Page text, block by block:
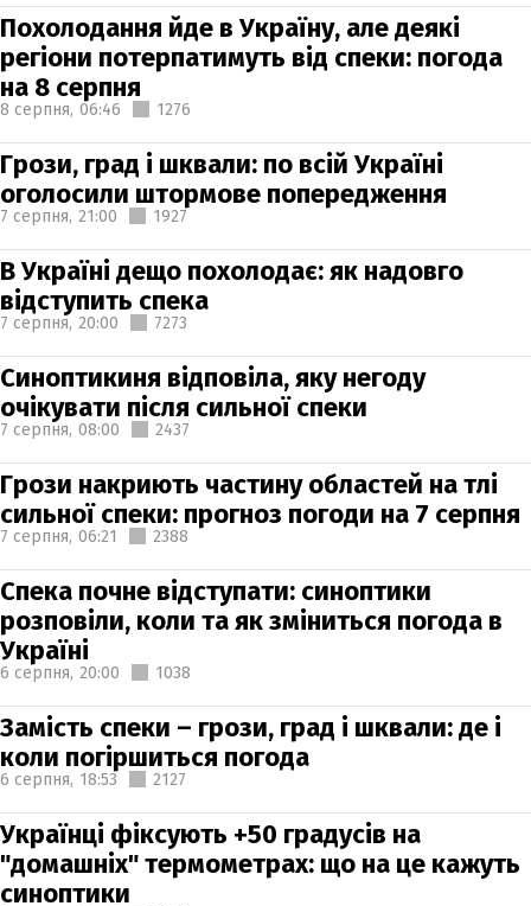
Похолодання йде в Україну, але деякі
регіони потерпатимуть від спеки: погода
на 8 серпня
8 серпня, 06:46 1276
Грози, град і шквали: по всій Україні
оголосили штормове попередження
7 серпня, 21:00 1927
В Україні дещо похолодає: як надовго
відступить спека
7 серпня, 20:00 7273
Синоптикиня відповіла, яку негоду
очікувати після сильної спеки
7 серпня, 08:00 2437
Грози накриють частину областей на тлі
сильної спеки: прогноз погоди на 7 серпня
7 серпня, 06:21 2388
Спека почне відступати: синоптики
розповіли, коли та як зміниться погода в
Україні
6 серпня, 20:00 1038
Замість спеки – грози, град і шквали: де і
коли погіршиться погода
6 серпня, 18:53 2127
Українці фіксують +50 градусів на
"домашніх" термометрах: що на це кажуть
синоптики